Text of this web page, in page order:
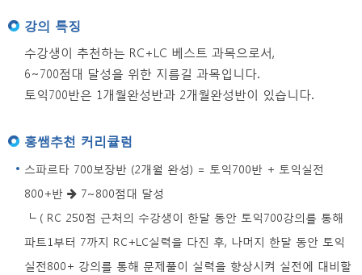
강의 특징
수강생이 추천하는 RC+LC 베스트 과목으로서,
6~700점대 달성을 위한 지름길 과목입니다.
토익700반은 1개월완성반과 2개월완성반이 있습니다.
홍쌤추천 커리큘럼
스파르타 700보장반 (2개월 완성) = 토익700반 + 토익실전
800+반
7~800점대 달성
└ ( RC 250점 근처의 수강생이 한달 동안 토익700강의를 통해
파트1부터 7까지 RC+LC실력을 다진 후, 나머지 한달 동안 토익
실전800+ 강의를 통해 문제풀이 실력을 향상시켜 실전에 대비할